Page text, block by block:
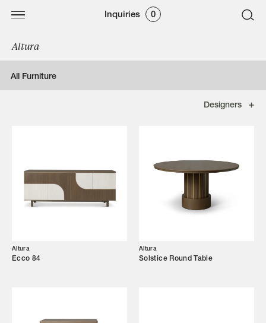
Inquiries 0
Altura
All Furniture
Designers
Altura
Ecco 84
Altura
Solstice Round Table